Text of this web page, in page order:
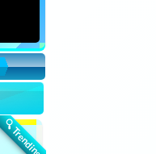
🔍 Trending